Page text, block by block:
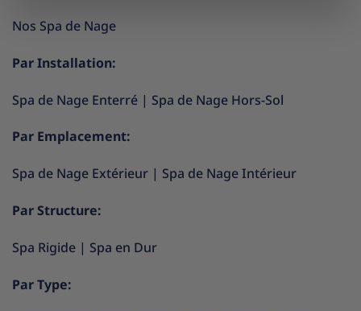
Nos Spa de Nage
Par Installation:
Spa de Nage Enterré | Spa de Nage Hors-Sol
Par Emplacement:
Spa de Nage Extérieur | Spa de Nage Intérieur
Par Structure:
Spa Rigide | Spa en Dur
Par Type: